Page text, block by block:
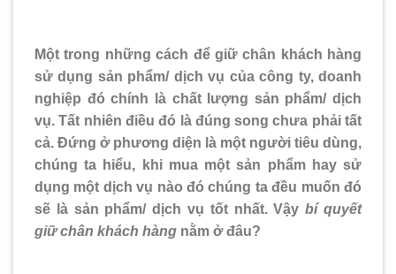
Một trong những cách để giữ chân khách hàng
sử dụng sản phẩm/ dịch vụ của công ty, doanh
nghiệp đó chính là chất lượng sản phẩm/ dịch
vụ. Tất nhiên điều đó là đúng song chưa phải tất
cả. Đứng ở phương diện là một người tiêu dùng,
chúng ta hiểu, khi mua một sản phẩm hay sử
dụng một dịch vụ nào đó chúng ta đều muốn đó
sẽ là sản phẩm/ dịch vụ tốt nhất. Vậybí quyết
giữ chân khách hàng nằm ở đâu?